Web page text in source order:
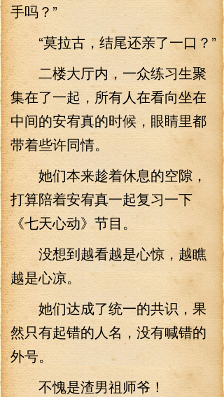
手吗？”
“莫拉古，结尾还亲了一口？”
二楼大厅内，一众练习生聚
集在了一起，所有人在看向坐在
中间的安宥真的时候，眼睛里都
带着些许同情。
她们本来趁着休息的空隙，
打算陪着安宥真一起复习一下
《七天心动》节目。
没想到越看越是心惊，越瞧
越是心凉。
她们达成了统一的共识，果
然只有起错的人名，没有喊错的
外号。
不愧是渣男祖师爷！